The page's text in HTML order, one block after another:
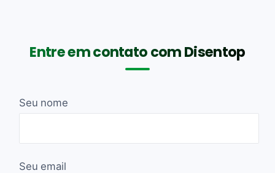
Entre em contato com Disentop
Seu nome
Seu email